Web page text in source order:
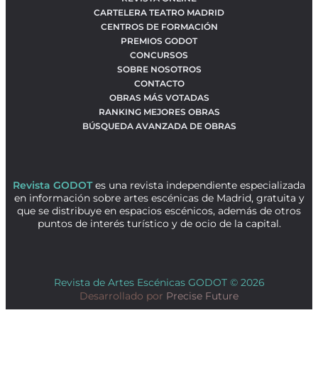
CARTELERA TEATRO MADRID
CENTROS DE FORMACIÓN
PREMIOS GODOT
CONCURSOS
SOBRE NOSOTROS
CONTACTO
OBRAS MÁS VOTADAS
RANKING MEJORES OBRAS
BÚSQUEDA AVANZADA DE OBRAS
Revista GODOTes una revista independiente especializada
en información sobre artes escénicas de Madrid, gratuita y
que se distribuye en espacios escénicos, además de otros
puntos de interés turístico y de ocio de la capital.
Revista de Artes Escénicas GODOT © 2026
Desarrollado por Precise Future